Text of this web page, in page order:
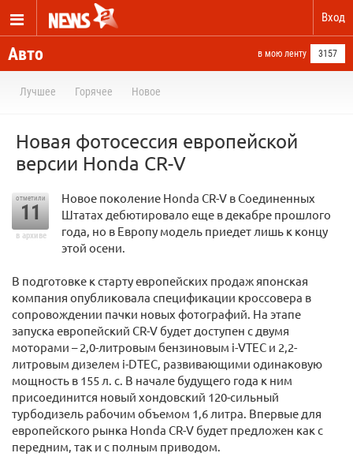
Вход
Авто в мою ленту 3157
Лучшее Горячее Новое
Новая фотосессия европейской
версии Honda CR-V
отметили
11
в архиве
Новое поколение Honda CR-V в Соединенных
Штатах дебютировало еще в декабре прошлого
года, но в Европу модель приедет лишь к концу
этой осени.
В подготовке к старту европейских продаж японская
компания опубликовала спецификации кроссовера в
сопровождении пачки новых фотографий. На этапе
запуска европейский CR-V будет доступен с двумя
моторами – 2,0-литровым бензиновым i-VTEC и 2,2-
литровым дизелем i-DTEC, развивающими одинаковую
мощность в 155 л. с. В начале будущего года к ним
присоединится новый хондовский 120-сильный
турбодизель рабочим объемом 1,6 литра. Впервые для
европейского рынка Honda CR-V будет предложен как с
передним, так и с полным приводом.